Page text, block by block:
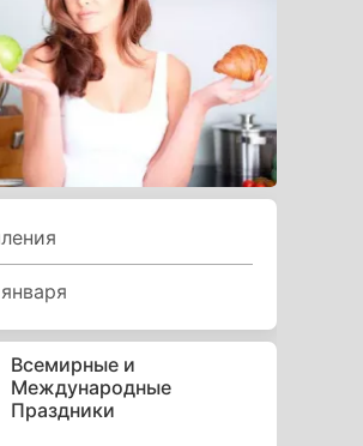
Всемирные и
Международные
Праздники